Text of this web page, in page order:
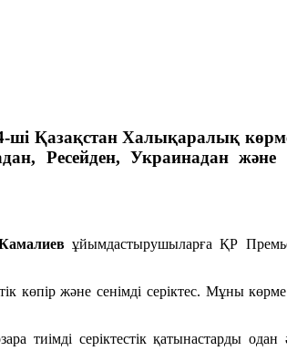
ші Қазақстан Халықаралық
Ресейден, Украинадан және
ұйымдастырушыларға ҚР
көпір және сенімді серіктес. Мұны
тиімді серіктестік қатынастарды одан